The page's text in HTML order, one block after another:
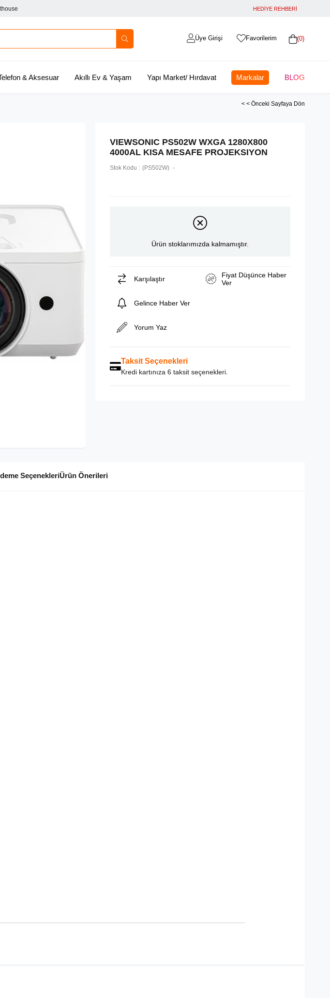
HEDİYE REHBERİ
0
Favorilerim
Üye Girişi
& Aksesuar Akıllı Ev & Yaşam Yapı Market/ Hırdavat Markalar BLOG
< < Önceki Sayfaya Dön
VIEWSONIC PS502W WXGA 1280X800
4000AL KISA MESAFE PROJEKSIYON
Stok Kodu (PS502W)
Ürün stoklarımızda kalmamıştır.
Karşılaştır
Fiyat Düşünce Haber
Ver
Gelince Haber Ver
Yorum Yaz
Taksit Seçenekleri
Kredi kartınıza 6 taksit seçenekleri.
SeçenekleriÜrün Önerileri